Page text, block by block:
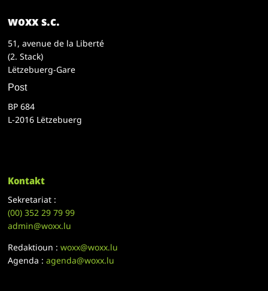
woxx s.c.
51, avenue de la Liberté
(2. Stack)
Lëtzebuerg-Gare
Post
BP 684
L-2016 Lëtzebuerg
Kontakt
Sekretariat :
(00)352 29 79 99
admin@woxx.lu
Redaktioun :woxx@woxx.lu
Agenda :agenda@woxx.lu